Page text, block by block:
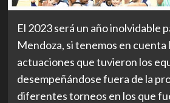
El 2023 será un año inolvidable
Mendoza, si tenemos en cuenta
actuaciones que tuvieron los
desempeñándose fuera de la
diferentes torneos en los que